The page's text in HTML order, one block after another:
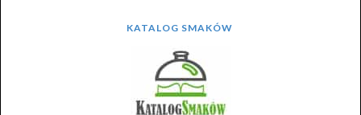
KATALOG SMAKÓW